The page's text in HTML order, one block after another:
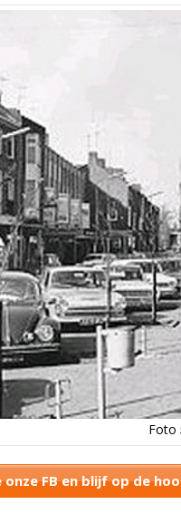
Foto
onze FB en blijf op de